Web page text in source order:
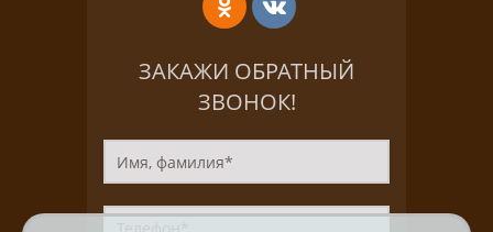
ЗАКАЖИ ОБРАТНЫЙ
ЗВОНОК!